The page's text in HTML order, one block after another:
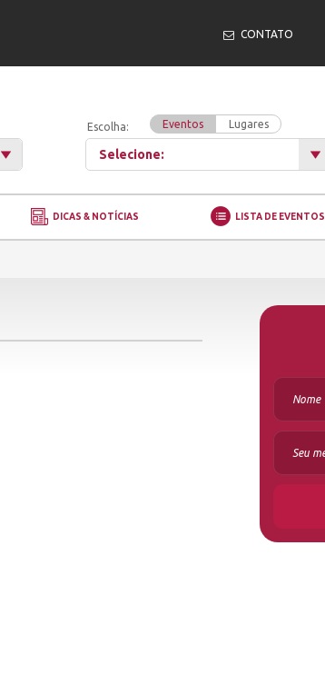
CONTATO
Escolha: Eventos Lugares
Selecione:
DICAS & NOTÍCIAS LISTA DE EVENTOS